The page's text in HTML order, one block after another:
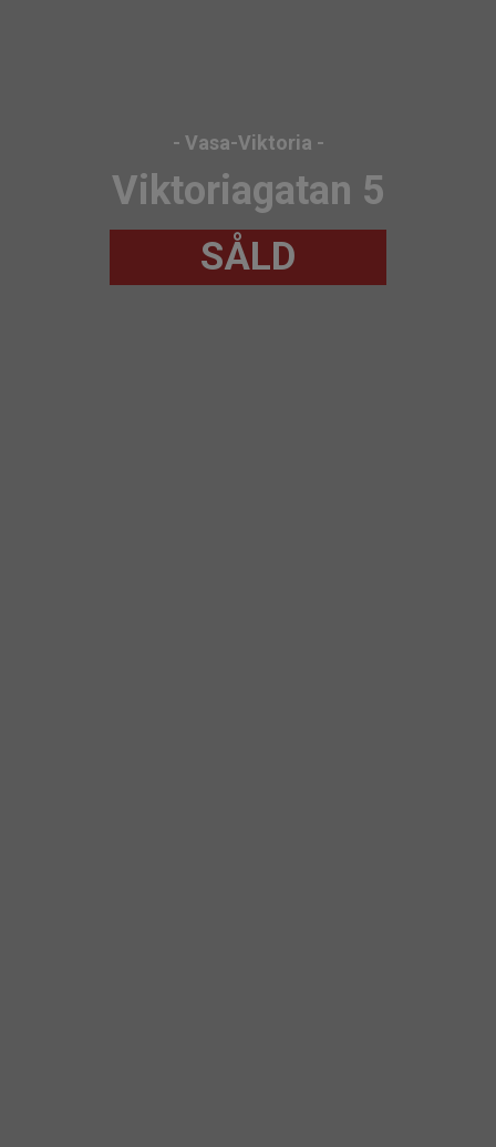
- Vasa-Viktoria -
Viktoriagatan 5
SÅLD